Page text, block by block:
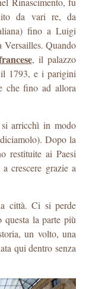
da vari re, da
fino a Luigi
Versailles. Quando
, il palazzo
1793, e i parigini
che fino ad allora
arricchì in modo
Dopo la
restituite ai Paesi
crescere grazie a
città. Ci si perde
questa la parte più
un volto, una
qui dentro senza